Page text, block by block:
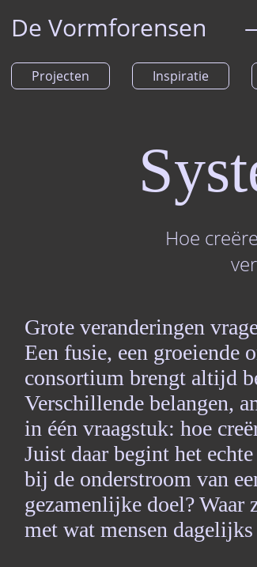
De Vormforensen
Projecten Inspiratie
Hoe
Grote veranderingen
Een fusie, een groeiende
consortium brengt altijd
Verschillende belangen,
in één vraagstuk: hoe
Juist daar begint het
bij de onderstroom van
gezamenlijke doel? Waar
met wat mensen dagelijks